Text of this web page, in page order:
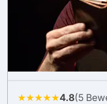
★★★★★4.8(5